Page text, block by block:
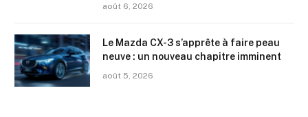
août 6, 2026
Le Mazda CX-3 s’apprête à faire peau
neuve : un nouveau chapitre imminent
août 5, 2026